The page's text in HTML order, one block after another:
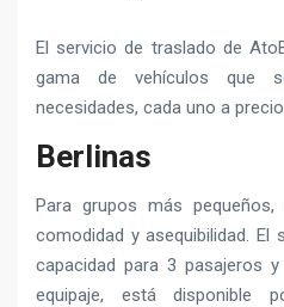
El servicio de traslado de
gama de vehículos que
necesidades, cada uno a
Berlinas
Para grupos más
comodidad y asequibilidad. El
capacidad para 3 pasajeros
equipaje, está disponible